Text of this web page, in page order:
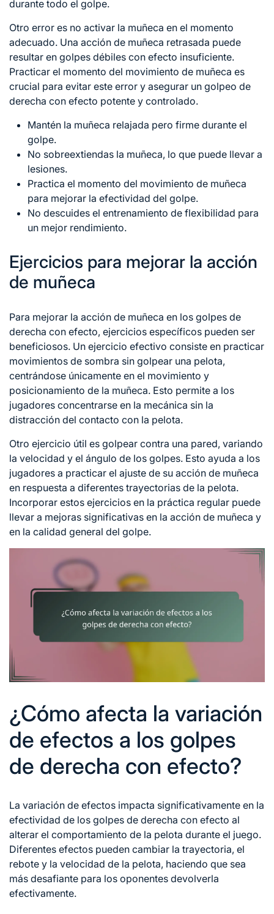
durante todo el golpe.
Otro error es no activar la muñeca en el momento
adecuado. Una acción de muñeca retrasada puede
resultar en golpes débiles con efecto insuficiente.
Practicar el momento del movimiento de muñeca es
crucial para evitar este error y asegurar un golpeo de
derecha con efecto potente y controlado.
Mantén la muñeca relajada pero firme durante el
golpe.
No sobreextiendas la muñeca, lo que puede llevar a
lesiones.
Practica el momento del movimiento de muñeca
para mejorar la efectividad del golpe.
No descuides el entrenamiento de flexibilidad para
un mejor rendimiento.
Ejercicios para mejorar la acción
de muñeca
Para mejorar la acción de muñeca en los golpes de
derecha con efecto, ejercicios específicos pueden ser
beneficiosos. Un ejercicio efectivo consiste en practicar
movimientos de sombra sin golpear una pelota,
centrándose únicamente en el movimiento y
posicionamiento de la muñeca. Esto permite a los
jugadores concentrarse en la mecánica sin la
distracción del contacto con la pelota.
Otro ejercicio útil es golpear contra una pared, variando
la velocidad y el ángulo de los golpes. Esto ayuda a los
jugadores a practicar el ajuste de su acción de muñeca
en respuesta a diferentes trayectorias de la pelota.
Incorporar estos ejercicios en la práctica regular puede
llevar a mejoras significativas en la acción de muñeca y
en la calidad general del golpe.
¿Cómo afecta la variación
de efectos a los golpes
de derecha con efecto?
La variación de efectos impacta significativamente en la
efectividad de los golpes de derecha con efecto al
alterar el comportamiento de la pelota durante el juego.
Diferentes efectos pueden cambiar la trayectoria, el
rebote y la velocidad de la pelota, haciendo que sea
más desafiante para los oponentes devolverla
efectivamente.